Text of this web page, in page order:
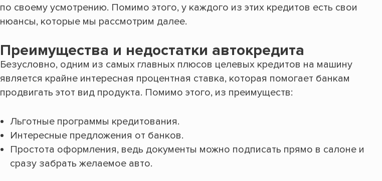
по своему усмотрению. Помимо этого, у каждого из этих кредитов есть свои
нюансы, которые мы рассмотрим далее.
Преимущества и недостатки автокредита
Безусловно, одним из самых главных плюсов целевых кредитов на машину
является крайне интересная процентная ставка, которая помогает банкам
продвигать этот вид продукта. Помимо этого, из преимуществ:
Льготные программы кредитования.
Интересные предложения от банков.
Простота оформления, ведь документы можно подписать прямо в салоне и
сразу забрать желаемое авто.